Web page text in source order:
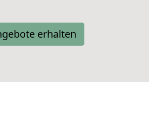
erhalten